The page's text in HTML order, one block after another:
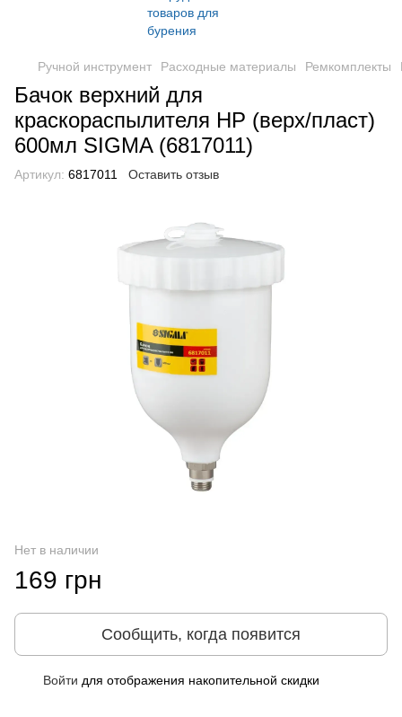
Ручной инструмент Расходные материалы Ремкомплекты
Бачок верхний для
краскораспылителя HP (верх/пласт)
600мл SIGMA (6817011)
Артикул: 6817011 Оставить отзыв
Нет в наличии
169 грн
Сообщить, когда появится
Войти для отображения накопительной скидки